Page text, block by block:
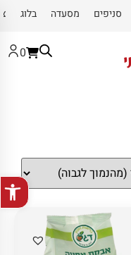
פתח
סניפים מסעדה בלוג
0